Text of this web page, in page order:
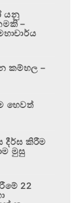
යනු
–
කම්හල –
හෙවත්
දීර්ඝ කිරීම
මුසු
22